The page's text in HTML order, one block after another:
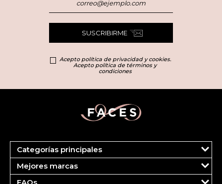
SUSCRIBIRME
Acepto política de privacidad y cookies.
Acepto política de términos y
condiciones
Categorías principales
Marcas
Más Vendidos
Perfumes
Mejores marcas
Carolina Herrera